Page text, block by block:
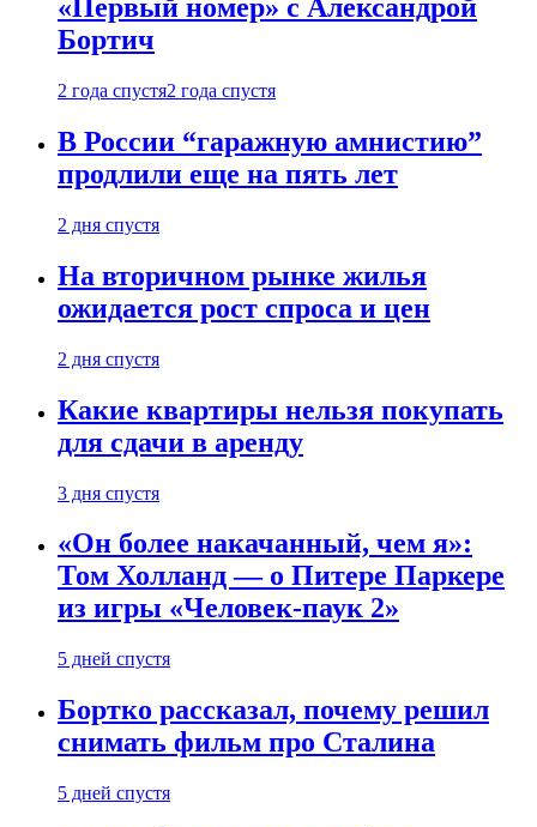
«Первый номер» с Александрой
Бортич
2 года спустя2 года спустя
В России “гаражную амнистию”
продлили еще на пять лет
2 дня спустя
На вторичном рынке жилья
ожидается рост спроса и цен
2 дня спустя
Какие квартиры нельзя покупать
для сдачи в аренду
3 дня спустя
«Он более накачанный, чем я»:
Том Холланд — о Питере Паркере
из игры «Человек-паук 2»
5 дней спустя
Бортко рассказал, почему решил
снимать фильм про Сталина
5 дней спустя